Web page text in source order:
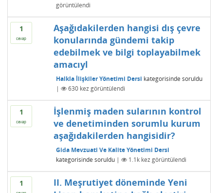
görüntülendi
1
cevap
Aşağıdakilerden hangisi dış çevre
konularında gündemi takip
edebilmek ve bilgi toplayabilmek
amacıyl
Halkla İlişkiler Yönetimi Dersi kategorisinde soruldu
|
630kez görüntülendi
1
cevap
İşlenmiş maden sularının kontrol
ve denetiminden sorumlu kurum
aşağıdakilerden hangisidir?
Gida Mevzuati Ve Kalite Yönetimi Dersi
kategorisinde soruldu | 1.1kkez görüntülendi
1
II. Meşrutiyet döneminde Yeni